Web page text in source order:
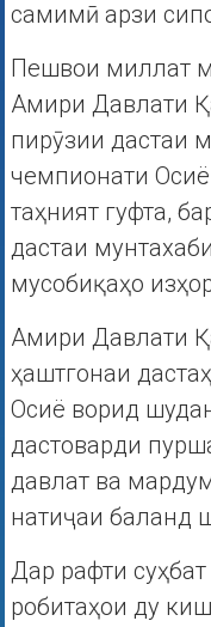
самимӣ арзи
Пешвои миллат
Амири Давлати
пирӯзии дастаи
чемпионати
таҳният гуфта,
дастаи
мусобиқаҳо
Амири Давлати
ҳаштгонаи
Осиё ворид
дастоварди
давлат ва
натиҷаи баланд
Дар рафти
робитаҳои ду